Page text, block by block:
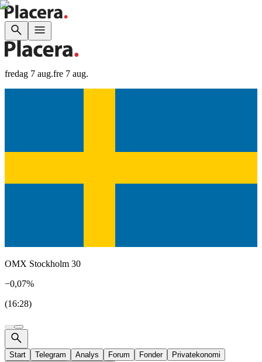
fredag 7 aug.fre 7 aug.
OMX Stockholm 30
−0,07%
(16:28)
Start Telegram Analys Forum Fonder
Privatekonomi